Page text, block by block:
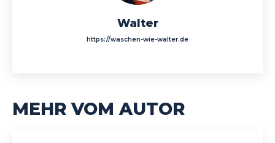
Walter
https://waschen-wie-walter.de
MEHR VOM AUTOR